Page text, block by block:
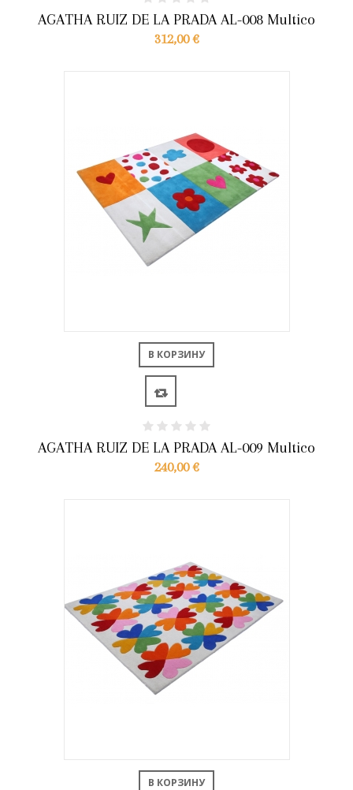
AGATHA RUIZ DE LA PRADA AL-008 Multico
312,00 €
В КОРЗИНУ
AGATHA RUIZ DE LA PRADA AL-009 Multico
240,00 €
В КОРЗИНУ